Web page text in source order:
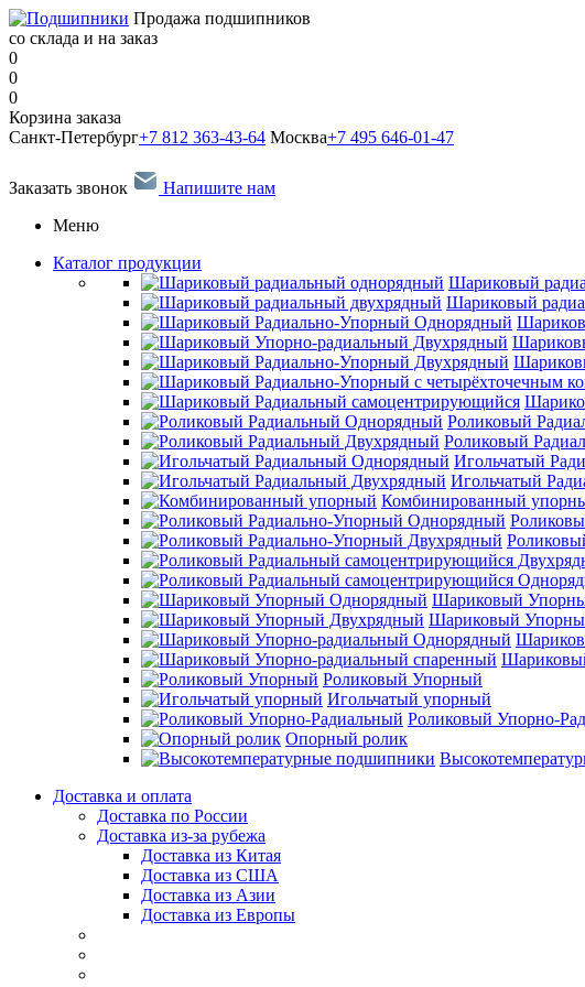
Продажа подшипников
со склада и на заказ
0
0
0
Корзина заказа
Санкт-Петербург+7 812 363-43-64 Москва+7 495 646-01-47
Заказать звонок
Напишите нам
Меню
Каталог продукции
Шариковый
Шариковый
Роликовый
Роликовый
Игольчатый
Игольчатый
Комбинированный
Шариковый
Шариковый
Роликовый Упорный
Игольчатый упорный
Роликовый Упорно-
Опорный ролик
Доставка и оплата
Доставка по России
Доставка из-за рубежа
Доставка из Китая
Доставка из США
Доставка из Азии
Доставка из Европы